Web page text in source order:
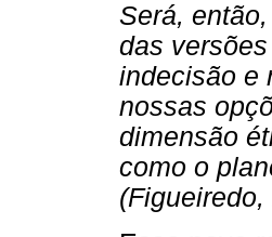
Será,
das
indecisão e
nossas
dimensão
como o